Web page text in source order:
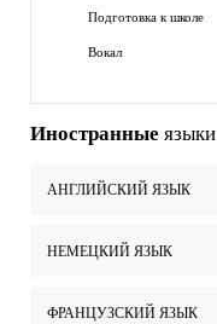
Подготовка к школе
Вокал
Иностранные языки
АНГЛИЙСКИЙ ЯЗЫК
НЕМЕЦКИЙ ЯЗЫК
ФРАНЦУЗСКИЙ ЯЗЫК